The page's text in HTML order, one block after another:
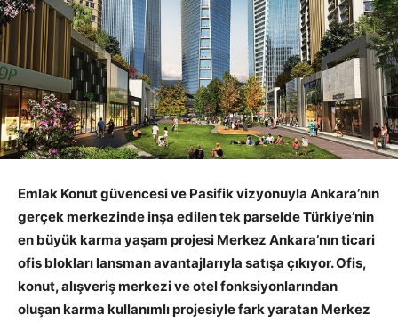
Emlak Konut güvencesi ve Pasifik vizyonuyla Ankara’nın
gerçek merkezinde inşa edilen tek parselde Türkiye’nin
en büyük karma yaşam projesi Merkez Ankara’nın ticari
ofis blokları lansman avantajlarıyla satışa çıkıyor. Ofis,
konut, alışveriş merkezi ve otel fonksiyonlarından
oluşan karma kullanımlı projesiyle fark yaratan Merkez